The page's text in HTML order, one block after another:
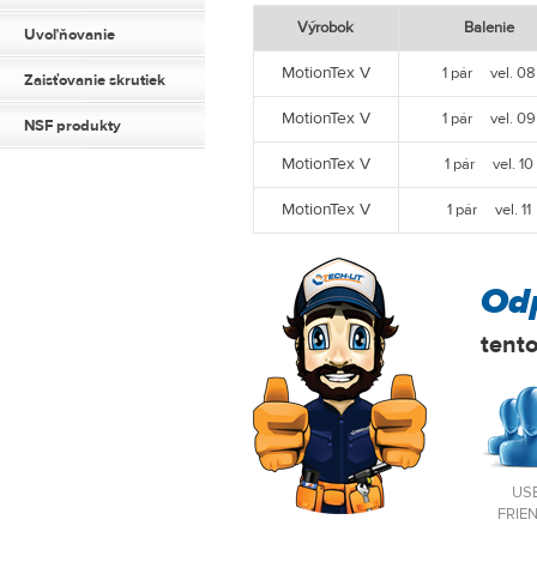
Uvoľňovanie
Zaisťovanie skrutiek
NSF produkty
Výrobok Balenie
MotionTex V 1 pár vel. 08
MotionTex V 1 pár vel. 09
MotionTex V 1 pár vel. 10
MotionTex V 1 pár vel. 11